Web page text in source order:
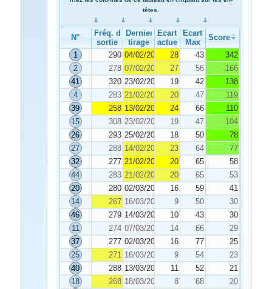
têtes.
N°
Fréq. de
sortie
Dernier
tirage
Ecart
actuel
Ecart
Max
Score
1
290 04/02/2026 28 43
342
2
278 07/02/2026 27 56
166
41
320 23/02/2026 19 42
138
4
283 21/02/2026 20 47
119
39
258 13/02/2026 24 66
110
15
308 23/02/2026 19 47
104
26
293 25/02/2026 18 50
78
27
288 14/02/2026 23 64
77
32
277 21/02/2026 20 65
58
44
283 21/02/2026 20 65
53
20
280 02/03/2026 16 59
41
14
267 16/03/2026 9 50
30
46
279 14/03/2026 10 43
30
11
274 07/03/2026 14 66
29
37
277 02/03/2026 16 77
25
25
271 16/03/2026 9 54
23
40
288 13/03/2026 11 52
21
18
268 18/03/2026 8 68
20